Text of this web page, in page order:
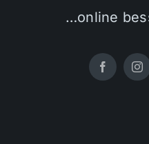
…online